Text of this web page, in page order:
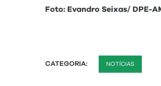
Foto: Evandro Seixas/ DPE-
CATEGORIA: NOTÍCIAS